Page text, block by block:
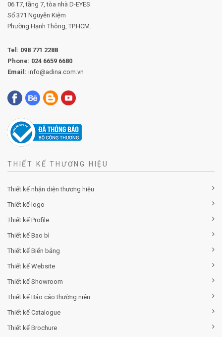
06 T7, tầng 7, tòa nhà D-EYES
Số 371 Nguyễn Kiệm
Phường Hạnh Thông, TP.HCM.
Tel: 098 771 2288
Phone: 024 6659 6680
Email: info@adina.com.vn
THIẾT KẾ THƯƠNG HIỆU
Thiết kế nhận diện thương hiệu
Thiết kế logo
Thiết kế Profile
Thiết kế Bao bì
Thiết kế Biển bảng
Thiết kế Website
Thiết kế Showroom
Thiết kế Báo cáo thường niên
Thiết kế Catalogue
Thiết kế Brochure